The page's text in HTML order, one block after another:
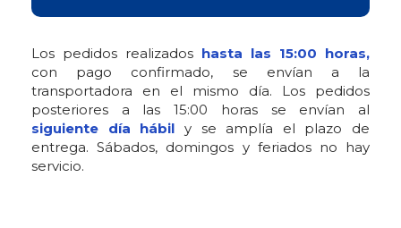
Los pedidos realizados hasta las 15:00 horas,
con pago confirmado, se envían a la
transportadora en el mismo día. Los pedidos
posteriores a las 15:00 horas se envían al
siguiente día hábil y se amplía el plazo de
entrega. Sábados, domingos y feriados no hay
servicio.